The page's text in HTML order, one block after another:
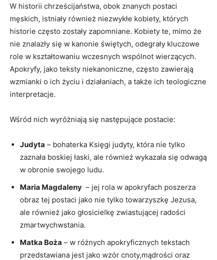
W historii chrześcijaństwa, obok znanych postaci
męskich, istniały również niezwykłe kobiety, których
⁤historie często zostały ​zapomniane. Kobiety⁢ te, mimo że
nie znalazły się w kanonie świętych, odegrały kluczowe
role w kształtowaniu wczesnych wspólnot wierzących.
Apokryfy, jako teksty niekanoniczne, często zawierają
wzmianki o ich życiu i działaniach, a także ich teologiczne
​interpretacje.
Wśród nich wyróżniają się następujące postacie:
Judyta – bohaterka Księgi judyty,⁤ która nie tylko
zaznała⁣ boskiej łaski, ⁤ale również​ wykazała się odwagą
w obronie swojego ludu.
Maria Magdaleny ‍ – jej rola w apokryfach poszerza
obraz tej postaci jako nie tylko towarzyszkę Jezusa,
ale również jako głosicielkę zwiastującej​ radości ​
zmartwychwstania.
Matka Boża – w różnych apokryficznych tekstach
przedstawiana jest jako​ wzór cnoty,mądrości oraz⁢